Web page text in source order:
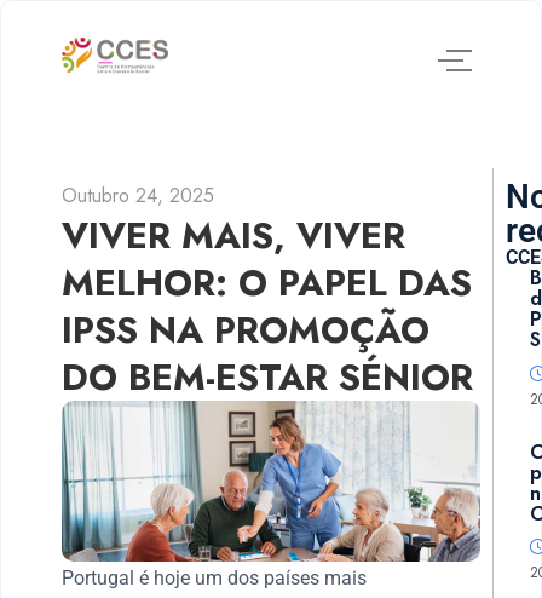
Outubro 24, 2025
VIVER MAIS, VIVER
MELHOR: O PAPEL DAS
IPSS NA PROMOÇÃO
DO BEM-ESTAR SÉNIOR
Portugal é hoje um dos países mais